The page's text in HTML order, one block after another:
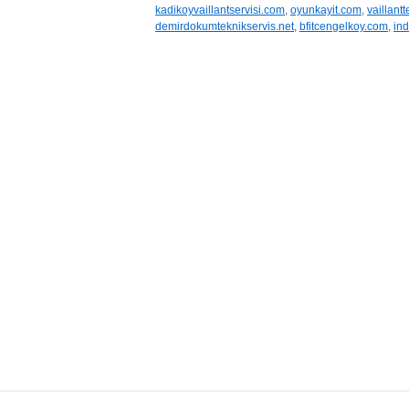
kadikoyvaillantservisi.com, oyunkayit.com,
demirdokumteknikservis.net, bfitcengelkoy.com,